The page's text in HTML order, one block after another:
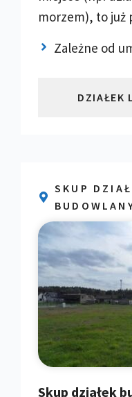
morzem), to już
Zależne od
DZIAŁEK
SKUP
Skup działek